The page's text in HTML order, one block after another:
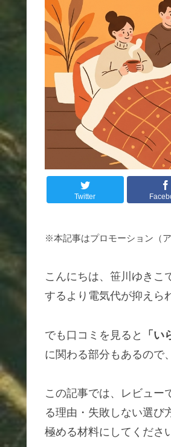
Twitter
※本記事はプロモーション（
こんにちは、笹川ゆき
するより電気代が抑えら
でも口コミを見ると 「
に関わる部分もあるので
この記事では、レビュー
る理由・失敗しない選び
極める材料にしてくださ